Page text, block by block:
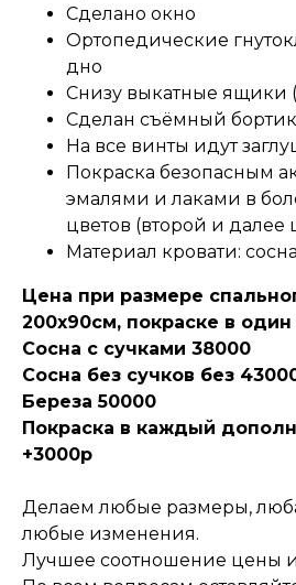
Сделано окно
Ортопедические
дно
Снизу выкатные ящики
Сделан съёмный бортик
На все винты идут
Покраска безопасным
эмалями и лаками в
цветов (второй и далее
Материал кровати:
Цена при размере
200х90см, покраске в один
Cосна с сучками 38000
Cосна без сучков без
Береза 50000
Покраска в каждый
+3000р
Делаем любые размеры,
любые изменения.
Лучшее соотношение цены и